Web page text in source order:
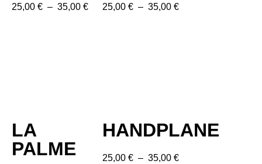
25,00 € – 35,00 € 25,00 € – 35,00 €
LA
PALME
HANDPLANE
25,00 € – 35,00 €